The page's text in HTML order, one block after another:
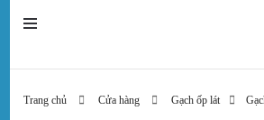
Trang chủ Cửa hàng Gạch ốp lát